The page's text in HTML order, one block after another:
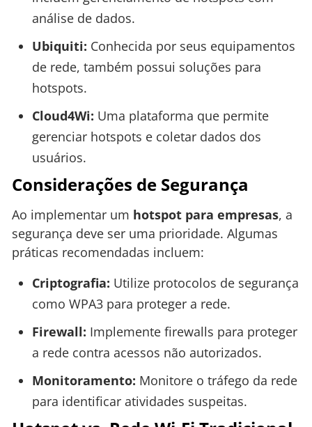
análise de dados.
Ubiquiti: Conhecida por seus equipamentos
de rede, também possui soluções para
hotspots.
Cloud4Wi: Uma plataforma que permite
gerenciar hotspots e coletar dados dos
usuários.
Considerações de Segurança
Ao implementar um hotspot para empresas, a
segurança deve ser uma prioridade. Algumas
práticas recomendadas incluem:
Criptografia: Utilize protocolos de segurança
como WPA3 para proteger a rede.
Firewall: Implemente firewalls para proteger
a rede contra acessos não autorizados.
Monitoramento: Monitore o tráfego da rede
para identificar atividades suspeitas.